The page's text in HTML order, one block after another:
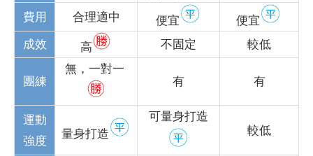
費用 合理適中 便宜
便宜
成效
高 不固定 較低
團練
無，一對一
有 有
運動
強度
量身打造
可量身打造
較低